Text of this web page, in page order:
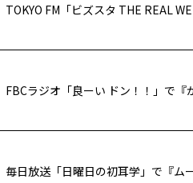
FBCラジオ「良ーい ドン！！」で
毎日放送「日曜日の初耳学」で『ム